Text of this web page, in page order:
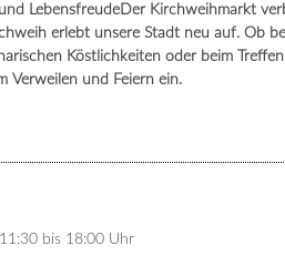
LebensfreudeDer Kirchweihmarkt
erlebt unsere Stadt neu auf. Ob
Köstlichkeiten oder beim
Verweilen und Feiern ein.
bis 18:00 Uhr